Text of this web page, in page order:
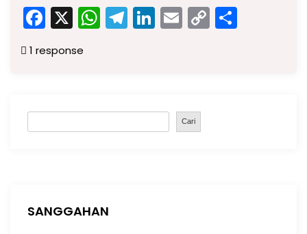
F
a
c
b
o
X W
h
A
p
T
el
a
m
Li
n
dI
n
E
m
C
o
1 response
S
e
Cari
SANGGAHAN